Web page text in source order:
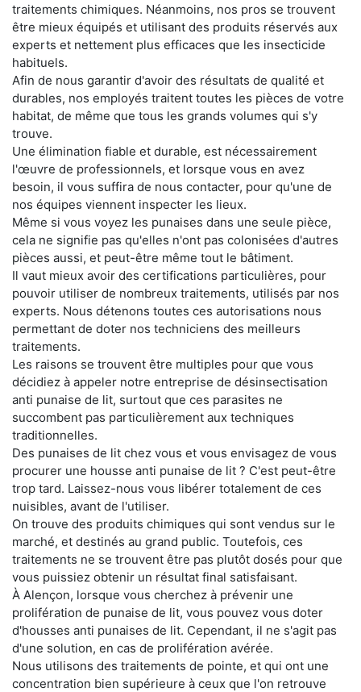
traitements chimiques. Néanmoins, nos pros se trouvent
être mieux équipés et utilisant des produits réservés aux
experts et nettement plus efficaces que les insecticide
habituels.
Afin de nous garantir d'avoir des résultats de qualité et
durables, nos employés traitent toutes les pièces de votre
habitat, de même que tous les grands volumes qui s'y
trouve.
Une élimination fiable et durable, est nécessairement
l'œuvre de professionnels, et lorsque vous en avez
besoin, il vous suffira de nous contacter, pour qu'une de
nos équipes viennent inspecter les lieux.
Même si vous voyez les punaises dans une seule pièce,
cela ne signifie pas qu'elles n'ont pas colonisées d'autres
pièces aussi, et peut-être même tout le bâtiment.
Il vaut mieux avoir des certifications particulières, pour
pouvoir utiliser de nombreux traitements, utilisés par nos
experts. Nous détenons toutes ces autorisations nous
permettant de doter nos techniciens des meilleurs
traitements.
Les raisons se trouvent être multiples pour que vous
décidiez à appeler notre entreprise de désinsectisation
anti punaise de lit, surtout que ces parasites ne
succombent pas particulièrement aux techniques
traditionnelles.
Des punaises de lit chez vous et vous envisagez de vous
procurer une housse anti punaise de lit ? C'est peut-être
trop tard. Laissez-nous vous libérer totalement de ces
nuisibles, avant de l'utiliser.
On trouve des produits chimiques qui sont vendus sur le
marché, et destinés au grand public. Toutefois, ces
traitements ne se trouvent être pas plutôt dosés pour que
vous puissiez obtenir un résultat final satisfaisant.
À Alençon, lorsque vous cherchez à prévenir une
prolifération de punaise de lit, vous pouvez vous doter
d'housses anti punaises de lit. Cependant, il ne s'agit pas
d'une solution, en cas de prolifération avérée.
Nous utilisons des traitements de pointe, et qui ont une
concentration bien supérieure à ceux que l'on retrouve